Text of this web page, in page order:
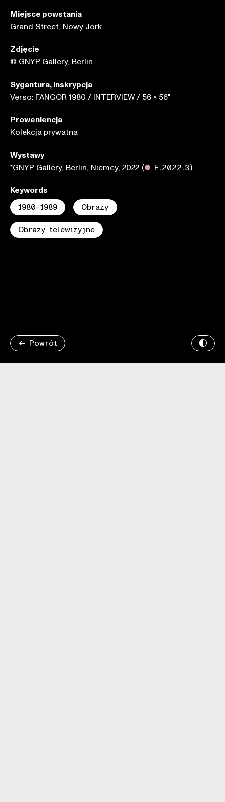
Miejsce powstania
Grand Street, Nowy Jork
Zdjęcie
© GNYP Gallery, Berlin
Keywords
1980-1989 Obrazy
Obrazy telewizyjne
Sygantura, inskrypcja
Verso: FANGOR 1980 / INTERVIEW / 56 x 56"
Proweniencja
Kolekcja prywatna
Wystawy
*GNYP Gallery, Berlin, Niemcy, 2022 (● E.2022.3)
Powrót